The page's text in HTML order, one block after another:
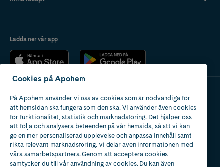
Ladda ner vår app
Apotek med tillstånd
av Läkemedelsverket
2024
Cookies på Apohem
På Apohem använder vi oss av cookies som är nödvändiga för
att hemsidan ska fungera som den ska. Vi använder även cookies
för funktionalitet, statistik och marknadsföring. Det hjälper oss
att följa och analysera beteenden på vår hemsida, så att vi kan
ge en mer personaliserad upplevelse och anpassa innehåll samt
rikta relevant marknadsföring. Vi delar även informationen med
våra samarbetspartners. Genom att acceptera cookies
samtycker du till vår användning av cookies. Du kan även